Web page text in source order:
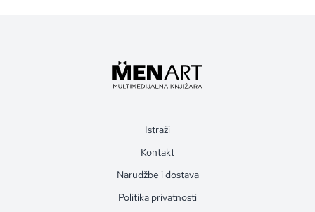
Istraži
Kontakt
Narudžbe i dostava
Politika privatnosti